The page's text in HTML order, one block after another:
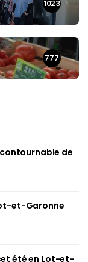
1023
777
de
et-Garonne
été en Lot-et-